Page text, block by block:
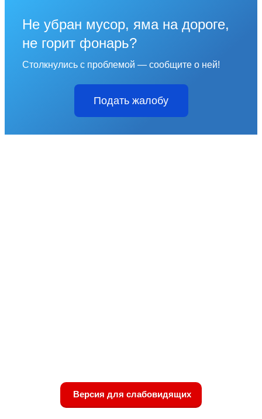
Не убран мусор, яма на дороге,
не горит фонарь?
Столкнулись с проблемой — сообщите о ней!
Подать жалобу
Версия для слабовидящих